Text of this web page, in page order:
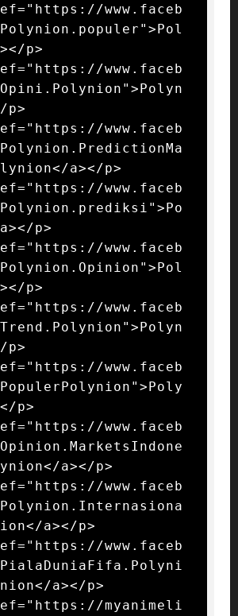
www.faceb
p>
www.faceb
p>
www.faceb
a></p>
www.faceb
Polynion.prediksi">Po
p>
www.faceb
p>
www.faceb
p>
www.faceb
p>
www.faceb
a></p>
www.faceb
Polynion.Internasiona
a></p>
www.faceb
PialaDuniaFifa.Polyni
a></p>
myanimeli